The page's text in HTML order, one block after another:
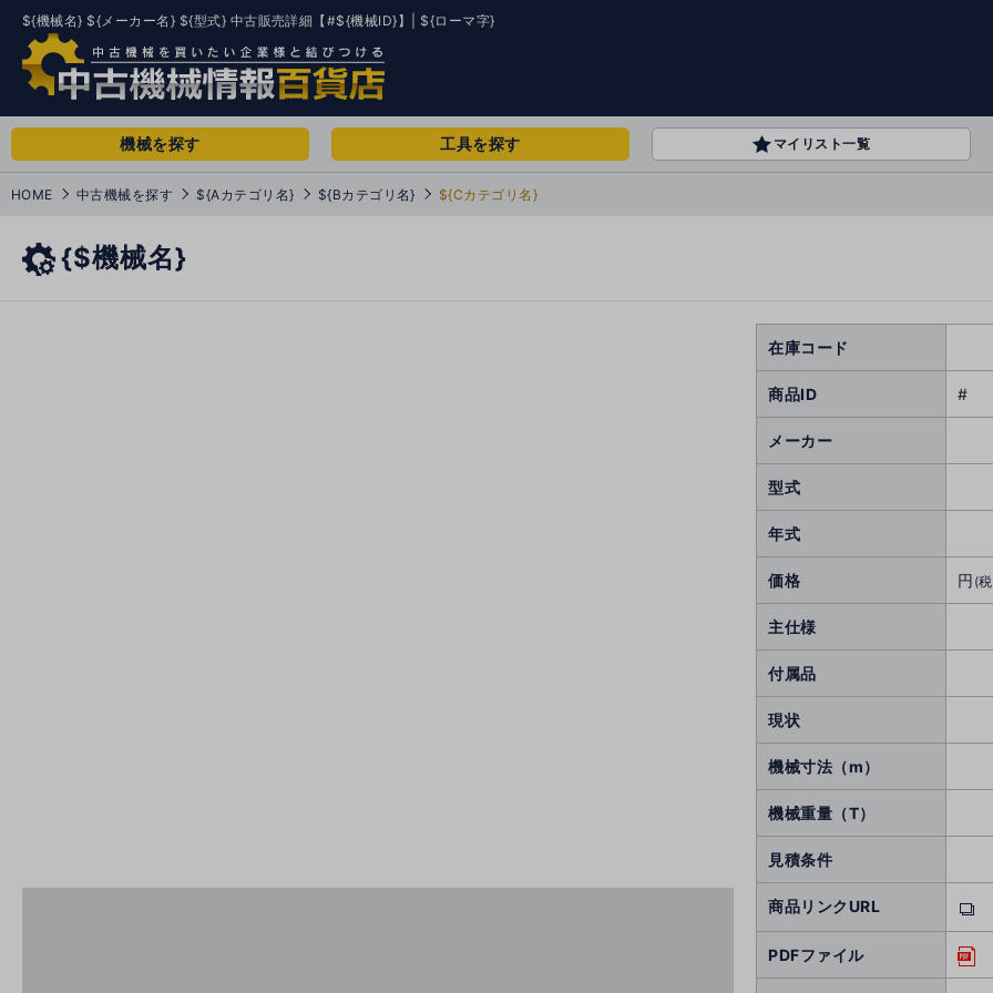
${機械名} ${メーカー名} ${型式} 中古販売詳細【#${機械ID}】| ${ローマ字}
機械を探す 工具を探す マイリスト一覧
HOME 中古機械を探す ${Aカテゴリ名} ${Bカテゴリ名} ${Cカテゴリ名}
{$機械名}
在庫コード
商品ID #
メーカー
型式
年式
価格 円 (
主仕様
付属品
現状
機械寸法（m）
機械重量（T）
見積条件
商品リンクURL
PDFファイル